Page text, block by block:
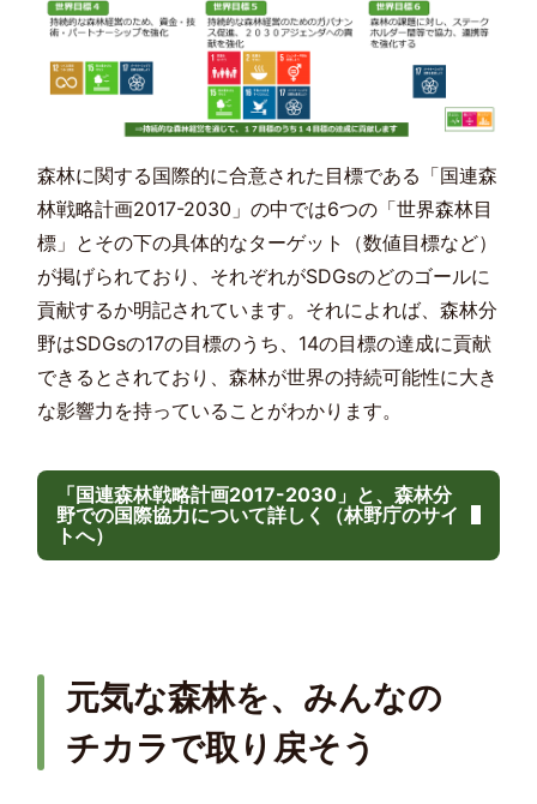
森林に関する国際的に合意された目標である「国連森
林戦略計画2017-2030」の中では6つの「世界森林目
標」とその下の具体的なターゲット（数値目標など）
が掲げられており、それぞれがSDGsのどのゴールに
貢献するか明記されています。それによれば、森林分
野はSDGsの17の目標のうち、14の目標の達成に貢献
できるとされており、森林が世界の持続可能性に大き
な影響力を持っていることがわかります。
「国連森林戦略計画2017-2030」と、森林分
野での国際協力について詳しく（林野庁のサイ
トへ）
元気な森林を、みんなの
チカラで取り戻そう